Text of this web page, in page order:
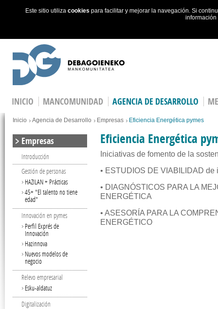
Este sitio utiliza cookies para facilitar y mejorar la navegación. Si
INICIO MANCOMUNIDAD AGENCIA DE DESARROLLO
You are here
Inicio Agencia de Desarrollo Empresas Eficiencia Energética pymes
Eficiencia Energética
Iniciativas de fomento de la
• ESTUDIOS DE VIABILIDAD
• DIAGNÓSTICOS PARA LA
ENERGÉTICA
• ASESORÍA PARA LA
ENERGÉTICO
Empresas
Introducción
Gestión de personas
HAZILAN + Prácticas
45+ "El talento no tiene
edad"
Innovación en pymes
Perfil Exprés de
Innovación
Hazinnova
Nuevos modelos de
negocio
Relevo empresarial
Esku-aldatuz
Digitalización